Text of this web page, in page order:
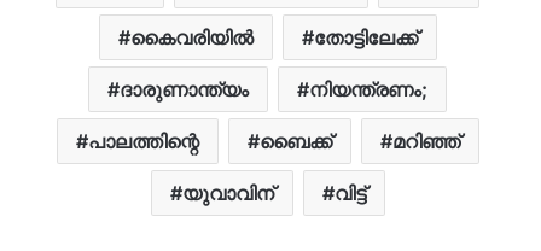
കൈവരിയില്‍ തോട്ടിലേക്ക്
ദാരുണാന്ത്യം നിയന്ത്രണം;
പാലത്തിന്റെ ബൈക്ക് മറിഞ്ഞ്
യുവാവിന് വിട്ട്